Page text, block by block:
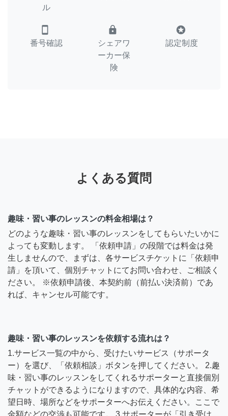
ル
smartphone
番号確認
lock
シェアワ
ーカー保
険
stars
認定制度
よくある質問
趣味・習い事のレッスンの料金相場は？
どのような趣味・習い事のレッスンをしてもらいたいかに
よっても変動します。 「依頼申請」の段階では料金は発
生しませんので、まずは、各サービスチケットに「依頼申
請」を頂いて、個別チャットにてお問い合わせ、ご相談く
ださい。 ※依頼申請後、本契約前（前払い決済前）であ
れば、キャンセル可能です。
趣味・習い事のレッスンを依頼する流れは？
1.サービス一覧の中から、受けたいサービス（サポータ
ー）を選び、「依頼相談」ボタンを押してください。 2.趣
味・習い事のレッスンをしてくれるサポーターと直接個別
チャットができるようになりますので、具体的な内容、希
望日時、場所などをサポーターへお伝えください。ここで
金額などの交渉も可能です。 3.サポーターが「引き受け